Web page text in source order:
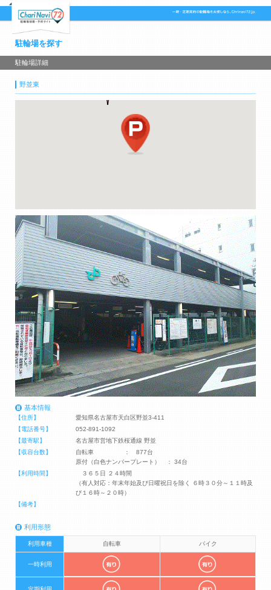
駐輪場を探す
駐輪場詳細
野並東
基本情報
【住所】
愛知県名古屋市天白区野並3-411
【電話番号】
052-891-1092
【最寄駅】
名古屋市営地下鉄桜通線 野並
【収容台数】
自転車 ： 877台
原付（白色ナンバープレート） ： 34台
【利用時間】
３６５日 ２４時間
（有人対応：年末年始及び日曜祝日を除く ６時３０分～１１時及
び１６時～２０時）
【備考】
利用形態
利用車種 自転車 バイク
一時利用